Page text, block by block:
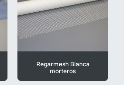
Regarmesh Blanca
morteros